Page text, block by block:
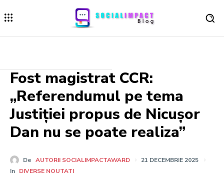
Fost magistrat CCR:
„Referendumul pe tema
Justiției propus de Nicușor
Dan nu se poate realiza”
De AUTORII SOCIALIMPACTAWARD
21 DECEMBRIE 2025
In DIVERSE NOUTATI